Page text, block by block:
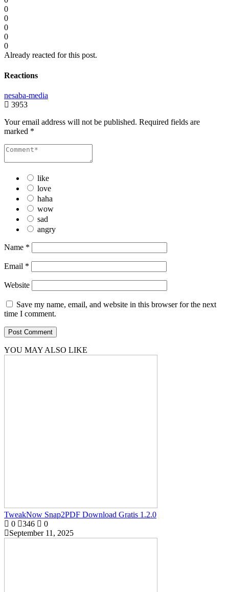
0
0
0
0
0
Already reacted for this post.
Reactions
nesaba-media
3953
Your email address will not be published. Required fields are
marked *
like
love
haha
wow
sad
angry
Name *
Email *
Website
Save my name, email, and website in this browser for the next
time I comment.
YOU MAY ALSO LIKE
TweakNow Snap2PDF Download Gratis 1.2.0
0
346
0
September 11, 2025